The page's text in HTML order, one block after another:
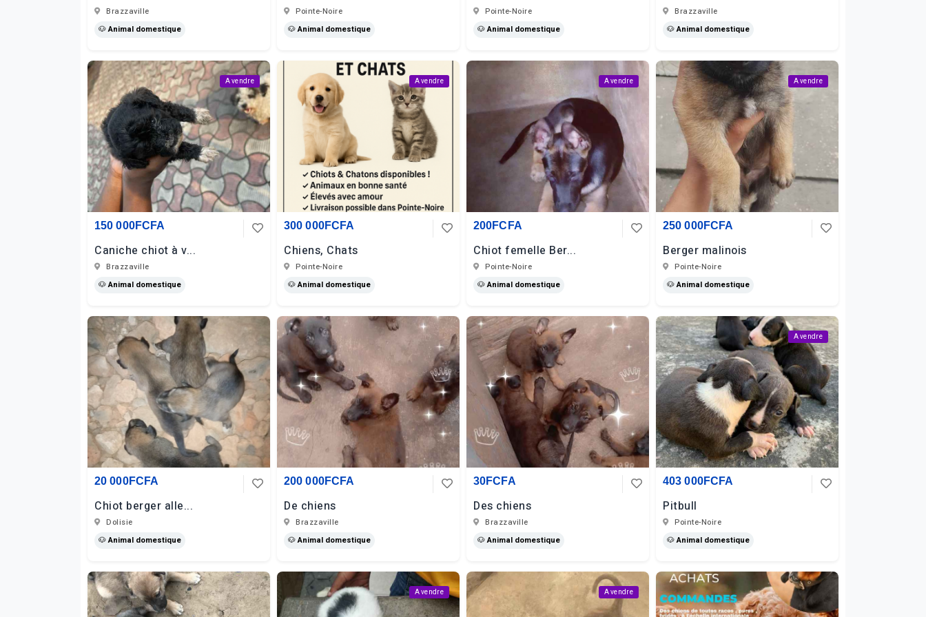
Brazzaville
🐶 Animal domestique
Pointe-Noire
🐶 Animal domestique
Pointe-Noire
🐶 Animal domestique
Brazzaville
🐶 Animal domestique
A vendre
150 000FCFA
Caniche chiot à v...
Brazzaville
🐶 Animal domestique
A vendre
300 000FCFA
Chiens, Chats
Pointe-Noire
🐶 Animal domestique
A vendre
200FCFA
Chiot femelle Ber...
Pointe-Noire
🐶 Animal domestique
A vendre
250 000FCFA
Berger malinois
Pointe-Noire
🐶 Animal domestique
20 000FCFA
Chiot berger alle...
Dolisie
🐶 Animal domestique
200 000FCFA
De chiens
Brazzaville
🐶 Animal domestique
30FCFA
Des chiens
Brazzaville
🐶 Animal domestique
A vendre
403 000FCFA
Pitbull
Pointe-Noire
🐶 Animal domestique
A vendre A vendre